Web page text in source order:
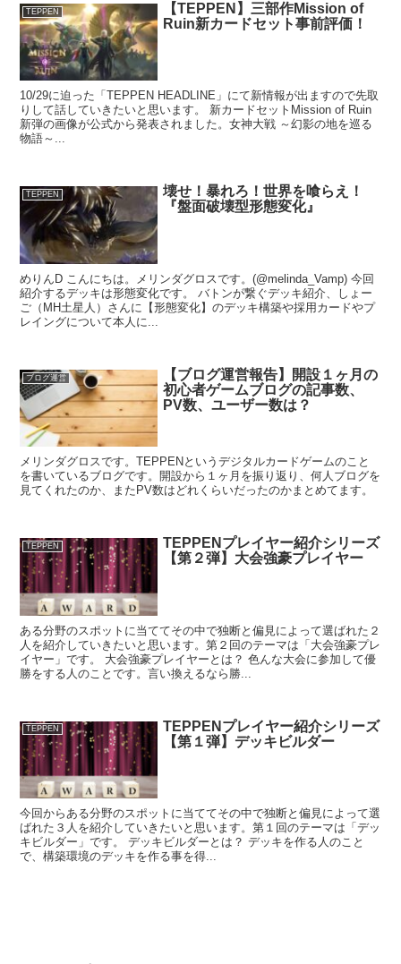
TEPPEN
【TEPPEN】三部作Mission of
Ruin新カードセット事前評価！
10/29に迫った「TEPPEN HEADLINE」にて新情報が出ますので先取
りして話していきたいと思います。 新カードセットMission of Ruin
新弾の画像が公式から発表されました。女神大戦 ～幻影の地を巡る
物語～...
TEPPEN
壊せ！暴れろ！世界を喰らえ！
『盤面破壊型形態変化』
めりんD こんにちは。メリンダグロスです。(@melinda_Vamp) 今回
紹介するデッキは形態変化です。 バトンが繋ぐデッキ紹介、しょー
ご（MH土星人）さんに【形態変化】のデッキ構築や採用カードやプ
レイングについて本人に...
ブログ運営
【ブログ運営報告】開設１ヶ月の
初心者ゲームブログの記事数、
PV数、ユーザー数は？
メリンダグロスです。TEPPENというデジタルカードゲームのこと
を書いているブログです。開設から１ヶ月を振り返り、何人ブログを
見てくれたのか、またPV数はどれくらいだったのかまとめてます。
TEPPEN
TEPPENプレイヤー紹介シリーズ
【第２弾】大会強豪プレイヤー
ある分野のスポットに当ててその中で独断と偏見によって選ばれた２
人を紹介していきたいと思います。第２回のテーマは「大会強豪プレ
イヤー」です。 大会強豪プレイヤーとは？ 色んな大会に参加して優
勝をする人のことです。言い換えるなら勝...
TEPPEN
TEPPENプレイヤー紹介シリーズ
【第１弾】デッキビルダー
今回からある分野のスポットに当ててその中で独断と偏見によって選
ばれた３人を紹介していきたいと思います。第１回のテーマは「デッ
キビルダー」です。 デッキビルダーとは？ デッキを作る人のこと
で、構築環境のデッキを作る事を得...